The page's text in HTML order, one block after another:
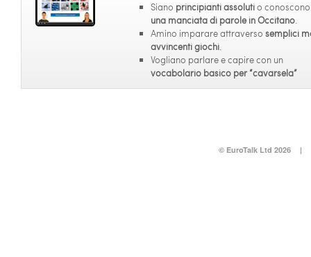
Siano principianti assolutio
una manciata di parole in Occitano.
Amino imparare attraverso semplici
avvincenti giochi.
Vogliano parlare e capire con un
vocabolario basico per “cavarsela”
© EuroTalk Ltd 2026 |